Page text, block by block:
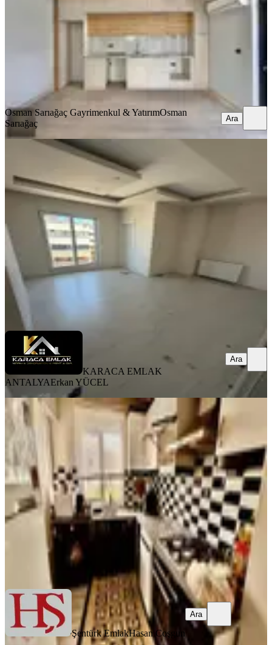
1+1·55 m²·2. Kat·23.07.2026
30.000 ₺
Osman Sarıağaç Gayrimenkul & Yatırım Osman Sarıağaç
Osman Sarıağaç Gayrimenkul & YatırımOsman
Sarıağaç
Ara
SİTE İÇİ
Kızılarık’ta 3 + 1 Doğalgazlı Kıralık
Daıre
Muratpaşa, Kızılarık Mahallesi
3+1
130 m²·
38.000 ₺
KARACA EMLAK ANTALYA
Ara
KARACA EMLAK
ANTALYAErkan YÜCEL
Ara
BALKONLU
Antalya Muratpaşa Kızılarık
Mahallesind Boş Daire
Muratpaşa, Kızılarık Mahallesi
2+1·90 m²·2. Kat·18.07.2026
30.000 ₺
Şentürk Emlak Hasan Coşgun
Şentürk EmlakHasan Coşgun
Ara